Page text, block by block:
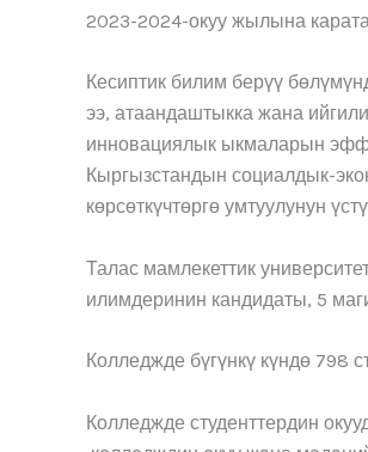
2023-2024-окуу жылына
Кесиптик билим берүү
ээ, атаандаштыкка жана
инновациялык ыкмаларын
Кыргызстандын социалдык-
көрсөткүчтөргө умтуулунун
Талас мамлекеттик
илимдеринин кандидаты, 5
Колледжде бүгүнкү күндө 798
Колледжде студенттердин